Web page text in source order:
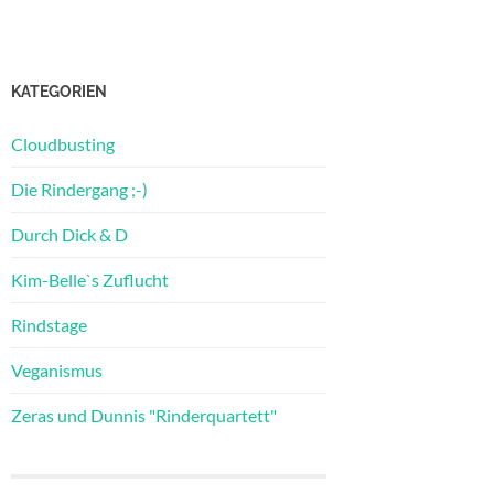
KATEGORIEN
Cloudbusting
Die Rindergang ;-)
Durch Dick & D
Kim-Belle`s Zuflucht
Rindstage
Veganismus
Zeras und Dunnis "Rinderquartett"